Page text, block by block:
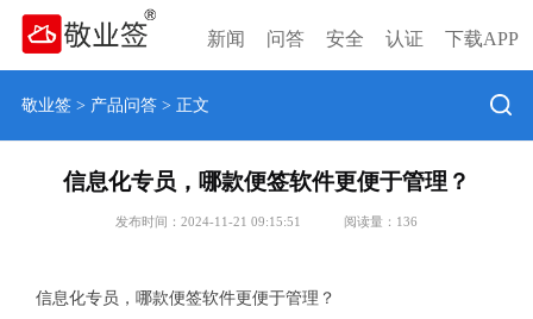
新闻 问答 安全 认证 下载APP
敬业签> 产品问答> 正文
信息化专员，哪款便签软件更便于管理？
发布时间：2024-11-21 09:15:51 阅读量： 136
信息化专员，哪款便签软件更便于管理？